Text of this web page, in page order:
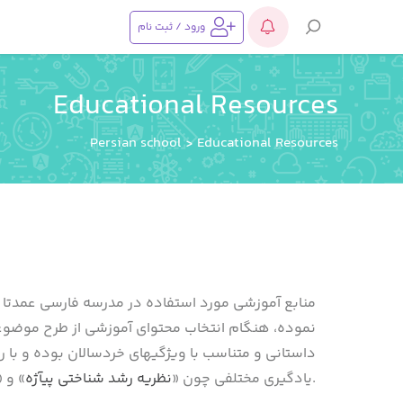
ورود / ثبت نام
Educational Resources
Persian school>Educational Resources
منابع آموزشی مورد استفاده در مدرسه فارسی
نموده، هنگام انتخاب محتوای آموزشی از طرح
داستانی و متناسب با ویژگیهای خردسالان بوده و
یادگیری مختلفی چون «نظریه رشد شناختی پیآژه» و » طراحی شده اند.